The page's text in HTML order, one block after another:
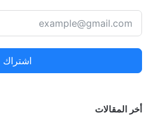
اشتراك
أخر المقالات